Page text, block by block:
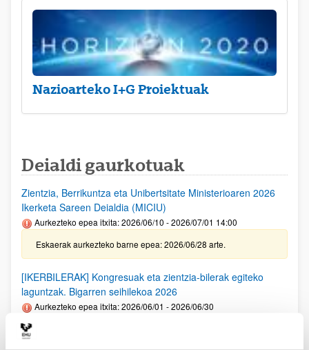
Nazioarteko I+G Proiektuak
Deialdi gaurkotuak
Zientzia, Berrikuntza eta Unibertsitate Ministerioaren 2026
Ikerketa Sareen Deialdia (MICIU)
Aurkezteko epea itxita: 2026/06/10 - 2026/07/01 14:00
Eskaerak aurkezteko barne epea: 2026/06/28 arte.
[IKERBILERAK] Kongresuak eta zientzia-bilerak egiteko
laguntzak. Bigarren seihilekoa 2026
Aurkezteko epea itxita: 2026/06/01 - 2026/06/30